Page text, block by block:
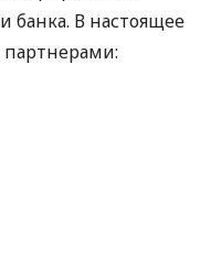
В настоящее
партнерами: